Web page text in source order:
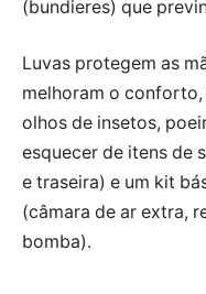
(bundieres) que
Luvas protegem as
melhoram o
olhos de insetos,
esquecer de itens de
e traseira) e um kit
(câmara de ar extra,
bomba).